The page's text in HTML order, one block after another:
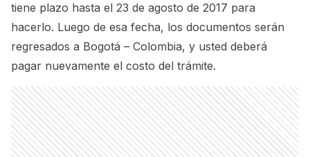
tiene plazo hasta el 23 de agosto de 2017 para
hacerlo. Luego de esa fecha, los documentos serán
regresados a Bogotá – Colombia, y usted deberá
pagar nuevamente el costo del trámite.